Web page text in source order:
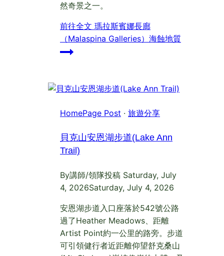
然奇景之一。
前往全文 瑪拉斯賓娜長廊
（Malaspina Galleries）海蝕地質
HomePage Post · 旅遊分享
貝克山安恩湖步道(Lake Ann
Trail)
By講師/領隊投稿 Saturday, July
4, 2026Saturday, July 4, 2026
安恩湖步道入口座落於542號公路
過了Heather Meadows、距離
Artist Point約一公里的路旁。步道
可引領健行者近距離仰望舒克桑山